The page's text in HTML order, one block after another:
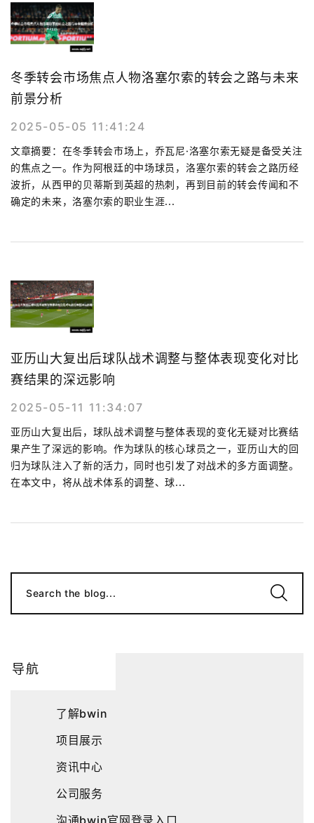
冬季转会市场焦点人物洛塞尔索的转会之路与未来
前景分析
2025-05-05 11:41:24
文章摘要：在冬季转会市场上，乔瓦尼·洛塞尔索无疑是备受关注
的焦点之一。作为阿根廷的中场球员，洛塞尔索的转会之路历经
波折，从西甲的贝蒂斯到英超的热刺，再到目前的转会传闻和不
确定的未来，洛塞尔索的职业生涯...
亚历山大复出后球队战术调整与整体表现变化对比
赛结果的深远影响
2025-05-11 11:34:07
亚历山大复出后，球队战术调整与整体表现的变化无疑对比赛结
果产生了深远的影响。作为球队的核心球员之一，亚历山大的回
归为球队注入了新的活力，同时也引发了对战术的多方面调整。
在本文中，将从战术体系的调整、球...
Search the blog...
导航
了解bwin
项目展示
资讯中心
公司服务
沟通bwin官网登录入口